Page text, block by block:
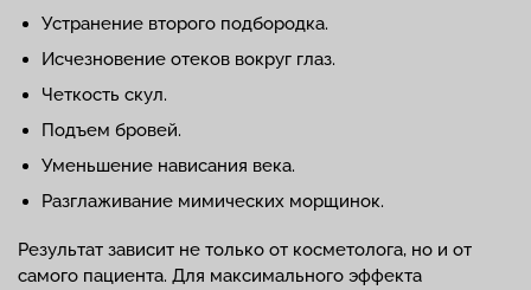
Устранение второго подбородка.
Исчезновение отеков вокруг глаз.
Четкость скул.
Подъем бровей.
Уменьшение нависания века.
Разглаживание мимических морщинок.
Результат зависит не только от косметолога, но и от
самого пациента. Для максимального эффекта